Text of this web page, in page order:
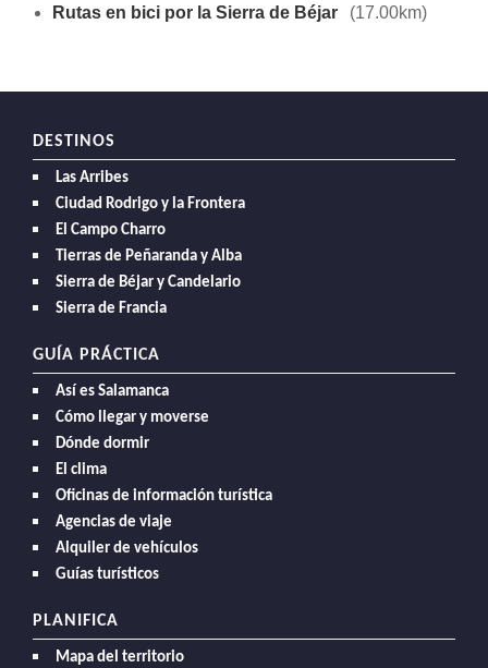
Rutas en bici por la Sierra de Béjar
(17.00km)
DESTINOS
Las Arribes
Ciudad Rodrigo y la Frontera
El Campo Charro
Tierras de Peñaranda y Alba
Sierra de Béjar y Candelario
Sierra de Francia
GUÍA PRÁCTICA
Así es Salamanca
Cómo llegar y moverse
Dónde dormir
El clima
Oficinas de información turística
Agencias de viaje
Alquiler de vehículos
Guías turísticos
PLANIFICA
Mapa del territorio